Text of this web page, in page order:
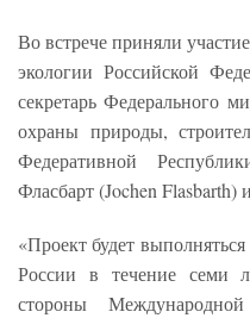
Во встрече приняли
экологии Российской
секретарь Федерального
охраны природы,
Федеративной
Фласбарт (Jochen
«Проект будет
России в течение семи
стороны